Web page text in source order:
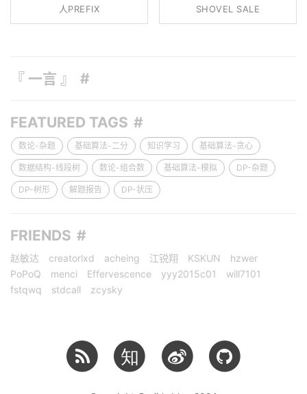
人PREFIX
SHOVEL SALE
『 一言 』
FEATURED TAGS
数论-杂题 基础算法-二分 知识学习 基础算法-贪心
数据结构-线段树 数论-组合数 基础算法-模拟 DP-杂题
DP-树形 解题报告 DP-状压
FRIENDS
赵敏达 creatorlxd acheing 江锐翔 KSKUN
hzwer
PoPoQ
menci Effervescence yyy2015c01
will7101
fstqwq
stdcall zcysky
知